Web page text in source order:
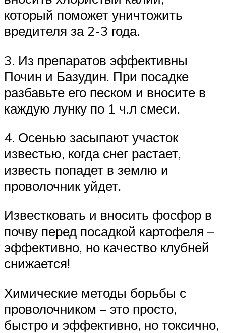
который поможет уничтожить
вредителя за 2-3 года.
3. Из препаратов эффективны
Почин и Базудин. При посадке
разбавьте его песком и вносите в
каждую лунку по 1 ч.л смеси.
4. Осенью засыпают участок
известью, когда снег растает,
известь попадет в землю и
проволочник уйдет.
Известковать и вносить фосфор в
почву перед посадкой картофеля –
эффективно, но качество клубней
снижается!
Химические методы борьбы с
проволочником – это просто,
быстро и эффективно, но токсично,